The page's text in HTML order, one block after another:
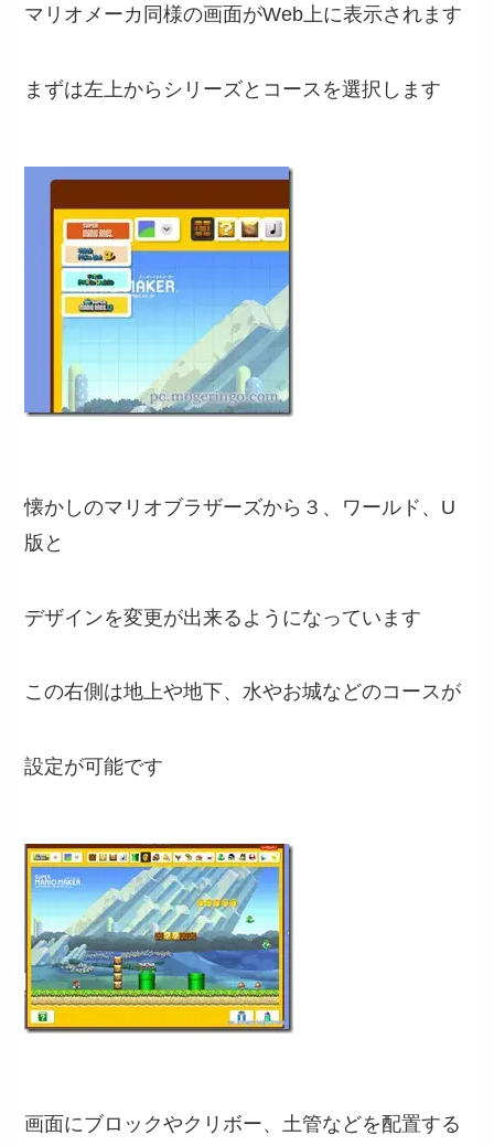
マリオメーカ同様の画面がWeb上に表示されます
まずは左上からシリーズとコースを選択します
懐かしのマリオブラザーズから３、ワールド、U
版と
デザインを変更が出来るようになっています
この右側は地上や地下、水やお城などのコースが
設定が可能です
画面にブロックやクリボー、土管などを配置する